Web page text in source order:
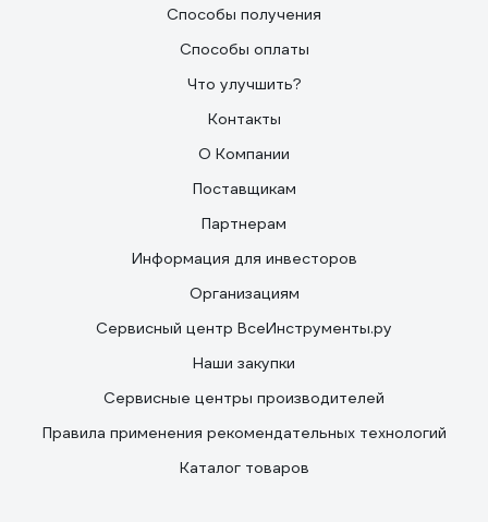
Способы получения
Способы оплаты
Что улучшить?
Контакты
О Компании
Поставщикам
Партнерам
Информация для инвесторов
Организациям
Сервисный центр ВсеИнструменты.ру
Наши закупки
Сервисные центры производителей
Правила применения рекомендательных технологий
Каталог товаров